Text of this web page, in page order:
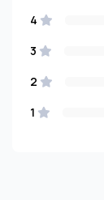
4
3
2
1